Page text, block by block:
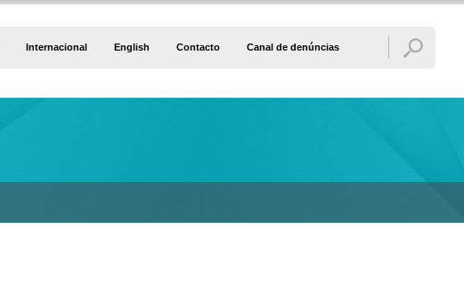
Internacional English Contacto Canal de denúncias